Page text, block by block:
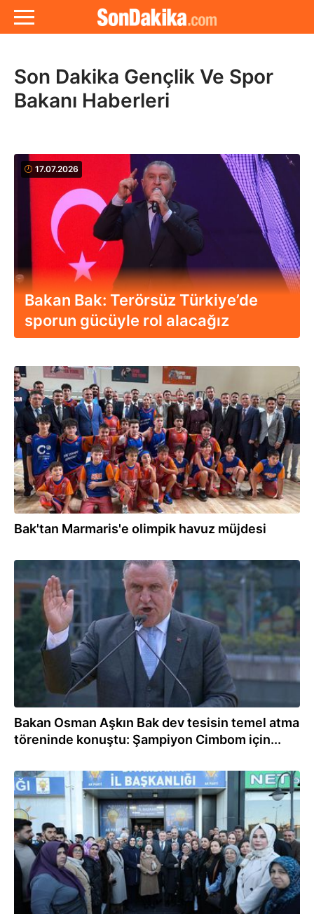
Son Dakika Gençlik Ve Spor
Bakanı Haberleri
17.07.2026
Bakan Bak: Terörsüz Türkiye’de
sporun gücüyle rol alacağız
11.07.2026
Bak'tan Marmaris'e olimpik havuz müjdesi
23.04.2026
Bakan Osman Aşkın Bak dev tesisin temel atma
töreninde konuştu: Şampiyon Cimbom için...
20.02.2026